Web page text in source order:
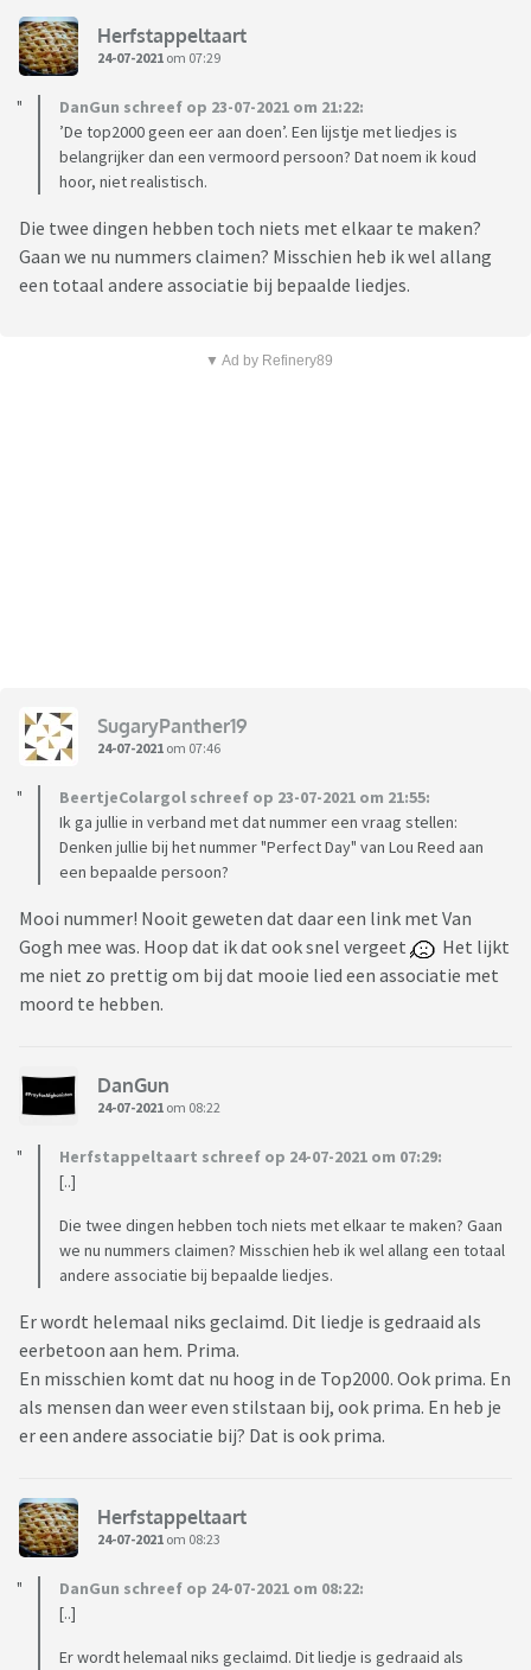
Herfstappeltaart
24-07-2021 om 07:29
DanGun schreef op 23-07-2021 om 21:22:
’De top2000 geen eer aan doen’. Een lijstje met liedjes is
belangrijker dan een vermoord persoon? Dat noem ik koud
hoor, niet realistisch.
Die twee dingen hebben toch niets met elkaar te maken?
Gaan we nu nummers claimen? Misschien heb ik wel allang
een totaal andere associatie bij bepaalde liedjes.
▼ Ad by Refinery89
SugaryPanther19
24-07-2021 om 07:46
BeertjeColargol schreef op 23-07-2021 om 21:55:
Ik ga jullie in verband met dat nummer een vraag stellen:
Denken jullie bij het nummer "Perfect Day" van Lou Reed aan
een bepaalde persoon?
Mooi nummer! Nooit geweten dat daar een link met Van
Gogh mee was. Hoop dat ik dat ook snel vergeet
Het lijkt
me niet zo prettig om bij dat mooie lied een associatie met
moord te hebben.
DanGun
24-07-2021 om 08:22
Herfstappeltaart schreef op 24-07-2021 om 07:29:
[..]
Die twee dingen hebben toch niets met elkaar te maken? Gaan
we nu nummers claimen? Misschien heb ik wel allang een totaal
andere associatie bij bepaalde liedjes.
Er wordt helemaal niks geclaimd. Dit liedje is gedraaid als
eerbetoon aan hem. Prima.
En misschien komt dat nu hoog in de Top2000. Ook prima. En
als mensen dan weer even stilstaan bij, ook prima. En heb je
er een andere associatie bij? Dat is ook prima.
Herfstappeltaart
24-07-2021 om 08:23
DanGun schreef op 24-07-2021 om 08:22:
[..]
Er wordt helemaal niks geclaimd. Dit liedje is gedraaid als